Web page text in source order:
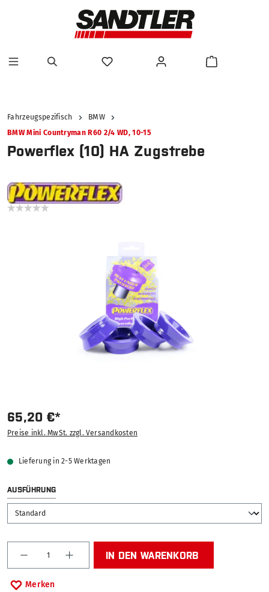
Fahrzeugspezifisch
BMW
BMW Mini Countryman R60 2/4 WD, 10-15
Powerflex (10) HA Zugstrebe
65,20 €*
Preise inkl. MwSt. zzgl. Versandkosten
Lieferung in 2-5 Werktagen
AUSFÜHRUNGAUSWÄHLEN
Produkt Anzahl: Gib den gewünschten Wert ein
IN DEN WARENKORB
Merken